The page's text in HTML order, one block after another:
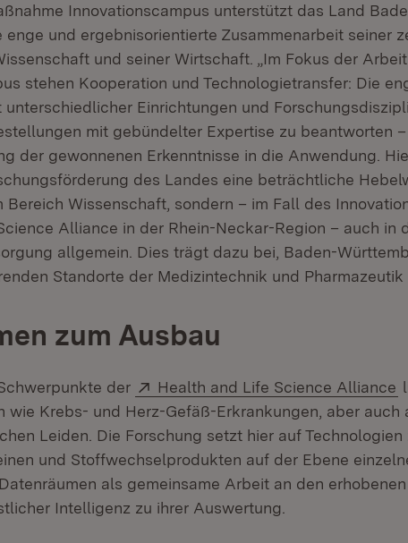
Innovationscampus unterstützt das Land
und ergebnisorientierte Zusammenarbeit seiner
und seiner Wirtschaft. „Im Fokus der
stehen Kooperation und Technologietransfer: Die
unterschiedlicher Einrichtungen und
mit gebündelter Expertise zu beantworten
der gewonnenen Erkenntnisse in die Anwendung.
des Landes eine beträchtliche
Bereich Wissenschaft, sondern – im Fall des
Alliance in der Rhein-Neckar-Region – auch in
allgemein. Dies trägt dazu bei, Baden-
Standorte der Medizintechnik und Pharmazeutik
zum Ausbau
der Extern:
Health and Life Science Alliance
wie Krebs- und Herz-Gefäß-Erkrankungen, aber auch
Leiden. Die Forschung setzt hier auf Technologien
und Stoffwechselprodukten auf der Ebene
als gemeinsame Arbeit an den
Intelligenz zu ihrer Auswertung.